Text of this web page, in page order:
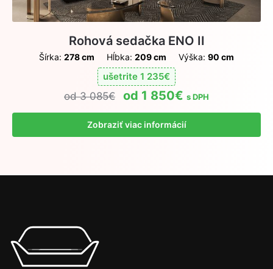
Rohová sedačka ENO II
Šírka: 278 cm Hĺbka: 209 cm Výška: 90 cm
ušetrite 1 235€
3 085€ 1 850€ s DPH
Zobraziť viac informácií